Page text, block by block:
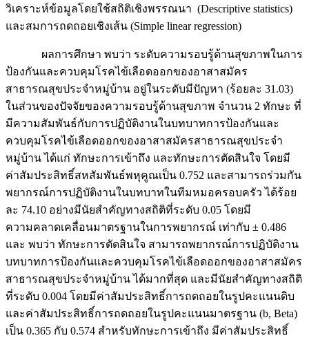
วิเคราะห์ข้อมูลโดยใช้สถิติเชิงพรรณนา (Descriptive statistics)
และสมการถดถอยเชิงเส้น (Simple linear regression)
ผลการศึกษา พบว่า ระดับความรอบรู้ด้านสุขภาพในการ
ป้องกันและควบคุมโรคไข้เลือดออกของอาสาสมัคร
สาธารณสุขประจำหมู่บ้าน อยู่ในระดับมีปัญหา (ร้อยละ 31.03)
ในส่วนของปัจจัยของความรอบรู้ด้านสุขภาพ จำนวน 2 ทักษะ ที่
มีความสัมพันธ์กับการปฏิบัติงานในบทบาทการป้องกันและ
ควบคุมโรคไข้เลือดออกของอาสาสมัครสาธารณสุขประจำ
หมู่บ้าน ได้แก่ ทักษะการเข้าถึง และทักษะการตัดสินใจ โดยมี
ค่าสัมประสิทธิ์สหสัมพันธ์พหุคูณเป็น 0.752 และสามารถร่วมกัน
พยากรณ์การปฏิบัติงานในบทบาทในทีมหมอครอบครัว ได้ร้อย
ละ 74.10 อย่างมีนัยสำคัญทางสถิติที่ระดับ 0.05 โดยมี
ความคลาดเคลื่อนมาตรฐานในการพยากรณ์ เท่ากับ ± 0.486
และ พบว่า ทักษะการตัดสินใจ สามารถพยากรณ์การปฏิบัติงาน
บทบาทการป้องกันและควบคุมโรคไข้เลือดออกของอาสาสมัคร
สาธารณสุขประจำหมู่บ้าน ได้มากที่สุด และมีนัยสำคัญทางสถิติ
ที่ระดับ 0.004 โดยมีค่าสัมประสิทธิ์การถดถอยในรูปคะแนนดิบ
และค่าสัมประสิทธิ์การถดถอยในรูปคะแนนมาตรฐาน (b, Beta)
เป็น 0.365 กับ 0.574 สำหรับทักษะการเข้าถึง มีค่าสัมประสิทธิ์